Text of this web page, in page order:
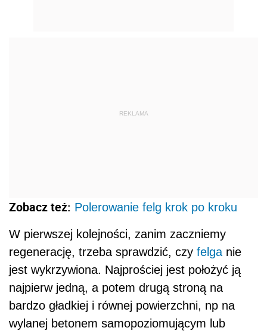
REKLAMA
Zobacz też: Polerowanie felg krok po kroku
W pierwszej kolejności, zanim zaczniemy
regenerację, trzeba sprawdzić, czy felga nie
jest wykrzywiona. Najprościej jest położyć ją
najpierw jedną, a potem drugą stroną na
bardzo gładkiej i równej powierzchni, np na
wylanej betonem samopoziomującym lub